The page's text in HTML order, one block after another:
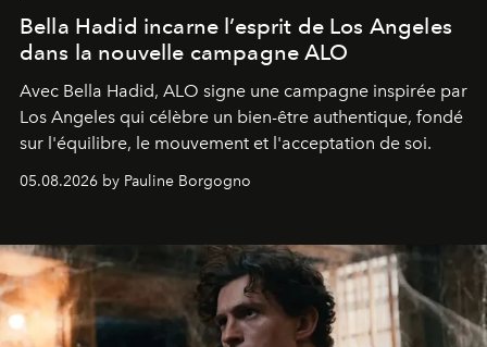
Bella Hadid incarne l’esprit de Los Angeles
dans la nouvelle campagne ALO
Avec Bella Hadid, ALO signe une campagne inspirée par
Los Angeles qui célèbre un bien-être authentique, fondé
sur l'équilibre, le mouvement et l'acceptation de soi.
05.08.2026 by Pauline Borgogno